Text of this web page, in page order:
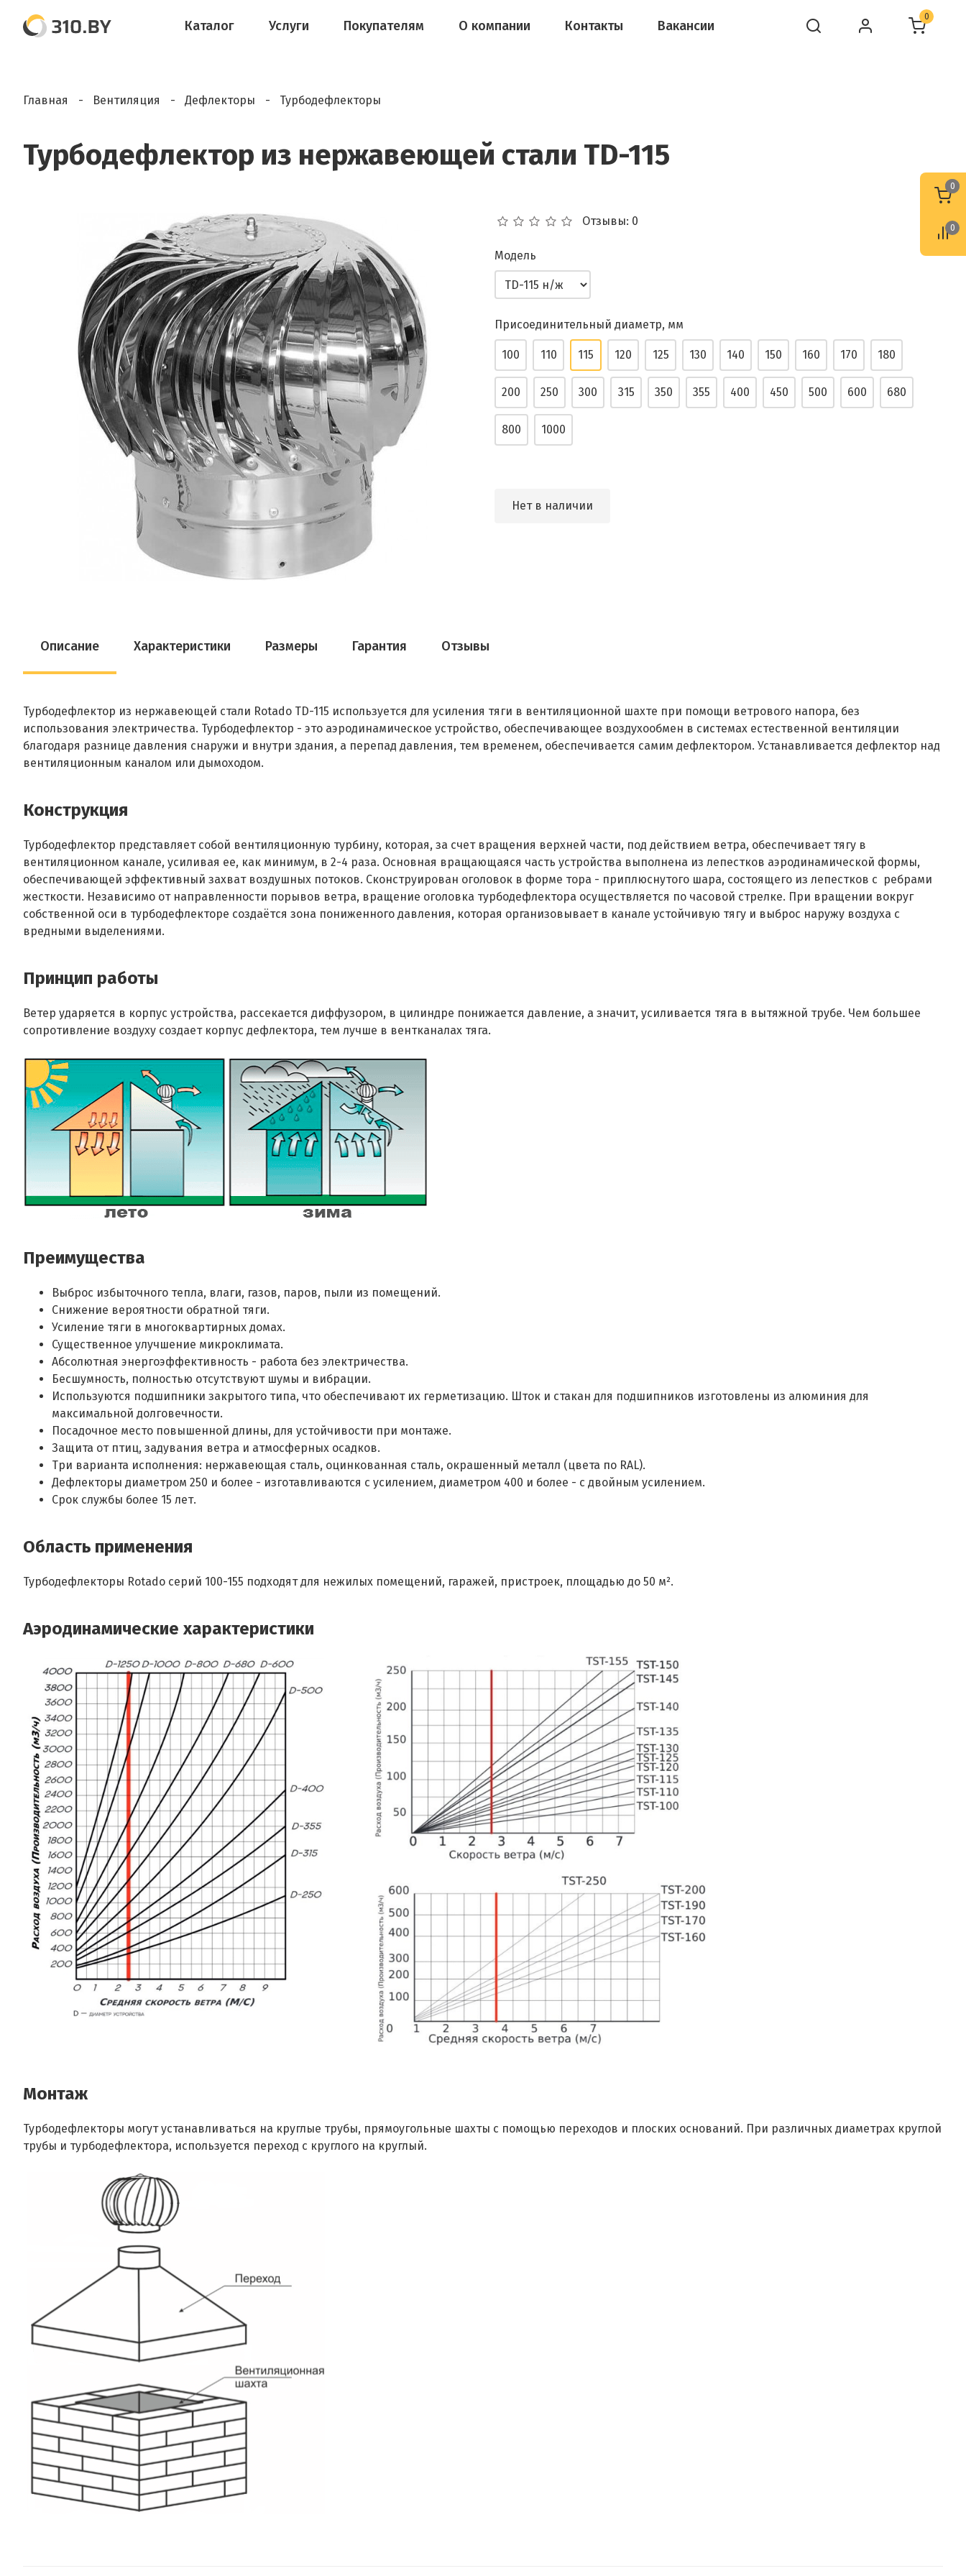
Каталог Услуги Покупателям О компании Контакты Вакансии
0
Главная Вентиляция Дефлекторы Турбодефлекторы
Турбодефлектор из нержавеющей стали TD-115
Отзывы: 0
Модель
Присоединительный диаметр, мм
100 110 115 120 125 130 140 150 160 170 180
200 250 300 315 350 355 400 450 500 600 680
800 1000
Нет в наличии
Описание Характеристики Размеры Гарантия Отзывы
Турбодефлектор из нержавеющей стали Rotado TD-115 используется для усиления тяги в вентиляционной шахте при помощи ветрового напора, без
использования электричества. Турбодефлектор - это аэродинамическое устройство, обеспечивающее воздухообмен в системах естественной вентиляции
благодаря разнице давления снаружи и внутри здания, а перепад давления, тем временем, обеспечивается самим дефлектором. Устанавливается дефлектор над
вентиляционным каналом или дымоходом.
Конструкция
Турбодефлектор представляет собой вентиляционную турбину, которая, за счет вращения верхней части, под действием ветра, обеспечивает тягу в
вентиляционном канале, усиливая ее, как минимум, в 2-4 раза. Основная вращающаяся часть устройства выполнена из лепестков аэродинамической формы,
обеспечивающей эффективный захват воздушных потоков. Сконструирован оголовок в форме тора - приплюснутого шара, состоящего из лепестков с ребрами
жесткости. Независимо от направленности порывов ветра, вращение оголовка турбодефлектора осуществляется по часовой стрелке. При вращении вокруг
собственной оси в турбодефлекторе создаётся зона пониженного давления, которая организовывает в канале устойчивую тягу и выброс наружу воздуха с
вредными выделениями.
Принцип работы
Ветер ударяется в корпус устройства, рассекается диффузором, в цилиндре понижается давление, а значит, усиливается тяга в вытяжной трубе. Чем большее
сопротивление воздуху создает корпус дефлектора, тем лучше в вентканалах тяга.
Преимущества
Выброс избыточного тепла, влаги, газов, паров, пыли из помещений.
Снижение вероятности обратной тяги.
Усиление тяги в многоквартирных домах.
Существенное улучшение микроклимата.
Абсолютная энергоэффективность - работа без электричества.
Бесшумность, полностью отсутствуют шумы и вибрации.
Используются подшипники закрытого типа, что обеспечивают их герметизацию. Шток и стакан для подшипников изготовлены из алюминия для
максимальной долговечности.
Посадочное место повышенной длины, для устойчивости при монтаже.
Защита от птиц, задувания ветра и атмосферных осадков.
Три варианта исполнения: нержавеющая сталь, оцинкованная сталь, окрашенный металл (цвета по RAL).
Дефлекторы диаметром 250 и более - изготавливаются с усилением, диаметром 400 и более - с двойным усилением.
Срок службы более 15 лет.
Область применения
Турбодефлекторы Rotado серий 100-155 подходят для нежилых помещений, гаражей, пристроек, площадью до 50 м².
Аэродинамические характеристики
Монтаж
Турбодефлекторы могут устанавливаться на круглые трубы, прямоугольные шахты с помощью переходов и плоских оснований. При различных диаметрах круглой
трубы и турбодефлектора, используется переход с круглого на круглый.
0
0
0